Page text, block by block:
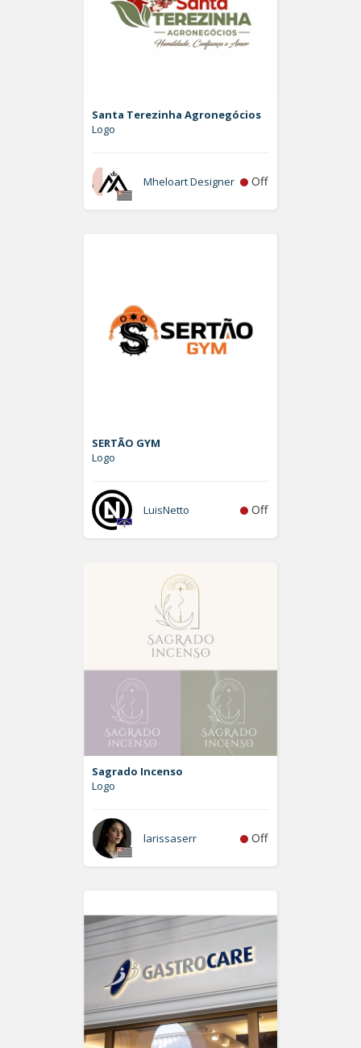
Santa Terezinha Agronegócios
Logo
Mheloart Designer Off
SERTÃO GYM
Logo
LuisNetto Off
Sagrado Incenso
Logo
larissaserr Off